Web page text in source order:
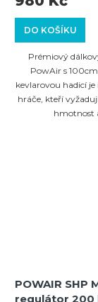
sadou těsnění
DO KOŠÍKU
Prémiový
PowAir s
kevlarovou hadicí
hráče, kteří
hmotnost
POWAIR SHP
regulátor 200